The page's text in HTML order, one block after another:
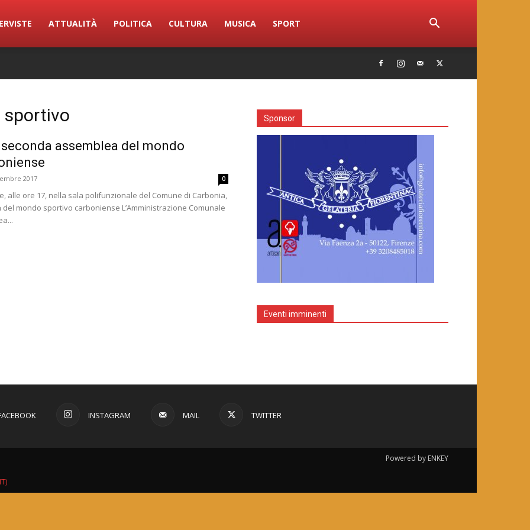
ATTUALITÀ POLITICA CULTURA MUSICA SPORT
sportivo
assemblea del mondo
2017 0
alle ore 17, nella sala polifunzionale del Comune di Carbonia,
mondo sportivo carboniense L’Amministrazione Comunale
Sponsor
Eventi imminenti
INSTAGRAM MAIL TWITTER
Powered by ENKEY